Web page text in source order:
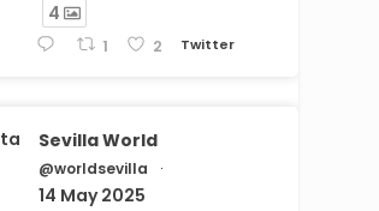
4
1 2 Twitter
Sevilla World
@worldsevilla ·
14 May 2025